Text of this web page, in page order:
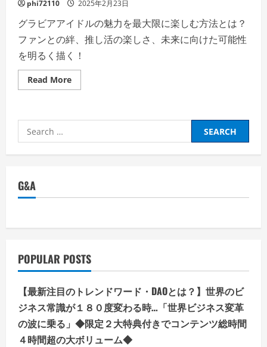
phi72110 2025年2月23日
グラビアアイドルの魅力を最大限に楽しむ方法とは？
ファンとの絆、推し活の楽しさ、未来に向けた可能性
を明るく描く！
Read MoreRead
more
ビ
イ
ド
「魅
く、
ビ
ア
の
界
へ！」
Search
for:
G&A
POPULAR POSTS
【最新注目のトレンドワード・DAOとは？】世界のビ
ジネス常識が１８０度変わる時…「世界ビジネス変革
の波に乗る」◆限定２大特典付きでコンテンツ総時間
４時間超の大ボリューム◆